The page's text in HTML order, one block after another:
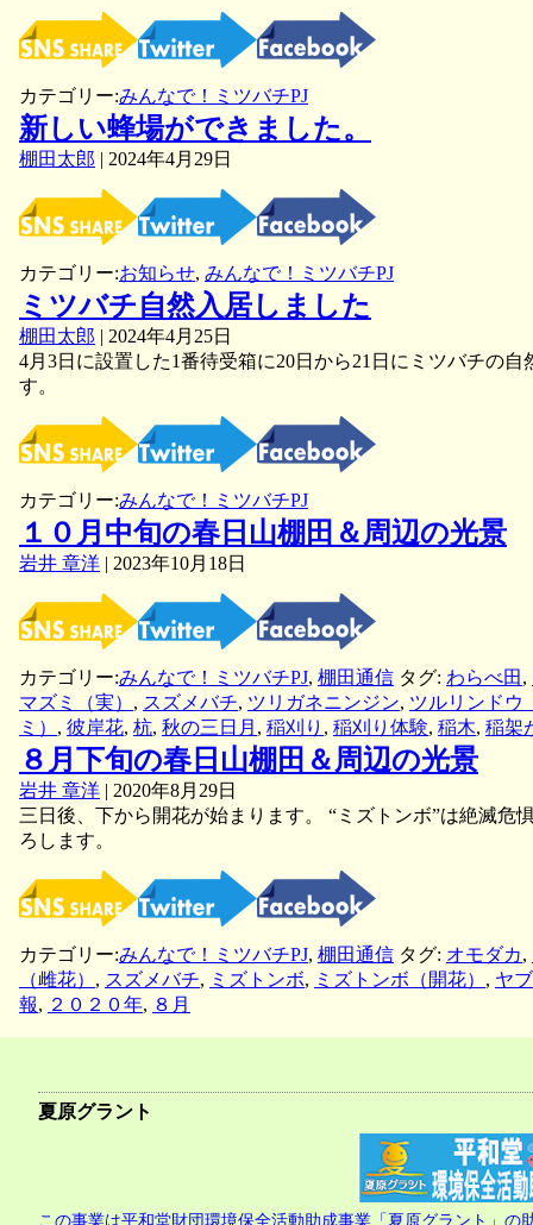
カテゴリー:みんなで！ミツバチPJ
新しい蜂場ができました。
棚田太郎 | 2024年4月29日
カテゴリー:お知らせ, みんなで！ミツバチPJ
ミツバチ自然入居しました
棚田太郎 | 2024年4月25日
4月3日に設置した1番待受箱に20日から21日にミツバチの
す。
カテゴリー:みんなで！ミツバチPJ
１０月中旬の春日山棚田＆周辺の光景
岩井 章洋 | 2023年10月18日
カテゴリー:みんなで！ミツバチPJ, 棚田通信 タグ: わらべ田 ,
マズミ（実） , スズメバチ, ツリガネニンジン, ツルリンドウ
ミ） , 彼岸花, 杭, 秋の三日月 , 稲刈り , 稲刈り体験, 稲木, 稲架
８月下旬の春日山棚田＆周辺の光景
岩井 章洋 | 2020年8月29日
三日後、下から開花が始まります。 “ミズトンボ”は絶滅
ろします。
カテゴリー:みんなで！ミツバチPJ, 棚田通信 タグ: オモダカ,
（雌花） , スズメバチ, ミズトンボ, ミズトンボ（開花） , ヤ
報, ２０２０年, ８月
夏原グラント
この事業は平和堂財団環境保全活動助成事業「夏原グラント」の